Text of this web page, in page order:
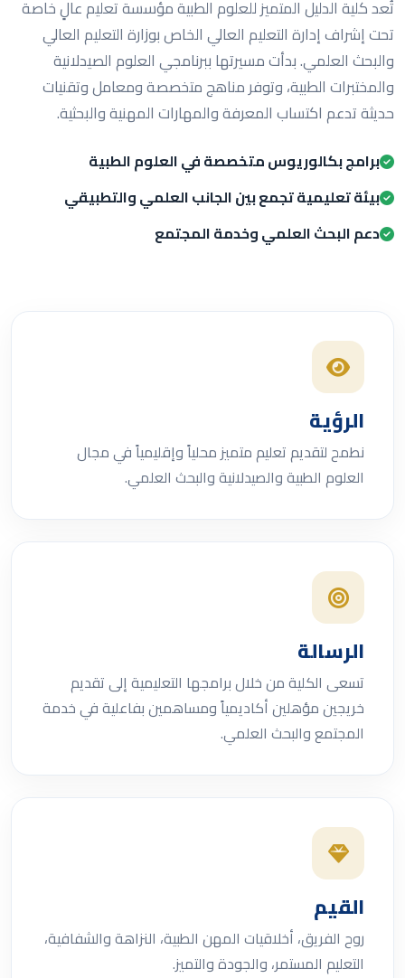
تُعد كلية الدليل المتميز للعلوم الطبية مؤسسة تعليم عالٍ خاصة
تحت إشراف إدارة التعليم العالي الخاص بوزارة التعليم العالي
والبحث العلمي. بدأت مسيرتها ببرنامجي العلوم الصيدلانية
والمختبرات الطبية، وتوفر مناهج متخصصة ومعامل وتقنيات
حديثة تدعم اكتساب المعرفة والمهارات المهنية والبحثية.
برامج بكالوريوس متخصصة في العلوم الطبية
بيئة تعليمية تجمع بين الجانب العلمي والتطبيقي
دعم البحث العلمي وخدمة المجتمع
الرؤية
نطمح لتقديم تعليم متميز محلياً وإقليمياً في مجال
العلوم الطبية والصيدلانية والبحث العلمي.
الرسالة
تسعى الكلية من خلال برامجها التعليمية إلى تقديم
خريجين مؤهلين أكاديمياً ومساهمين بفاعلية في خدمة
المجتمع والبحث العلمي.
القيم
روح الفريق، أخلاقيات المهن الطبية، النزاهة والشفافية،
التعليم المستمر، والجودة والتميز.